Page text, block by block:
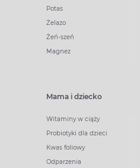
Potas
Żelazo
Żeń-szeń
Magnez
Mama i dziecko
Witaminy w ciąży
Probiotyki dla dzieci
Kwas foliowy
Odparzenia